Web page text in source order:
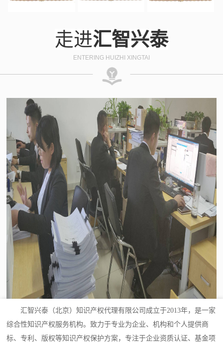
走进汇智兴泰
ENTERING HUIZHI XINGTAI
汇智兴泰（北京）知识产权代理有限公司成立于2013年，是一家
综合性知识产权服务机构。致力于专业为企业、机构和个人提供商
标、专利、版权等知识产权保护方案，专注于企业资质认证、基金项